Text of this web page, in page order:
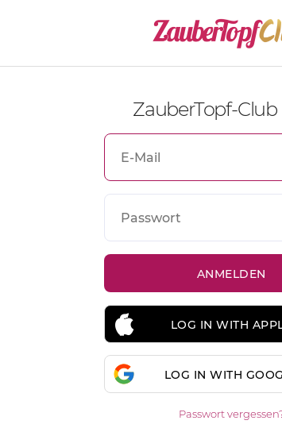
ZauberTopf-
LOG IN WITH
LOG IN WITH
Passwort